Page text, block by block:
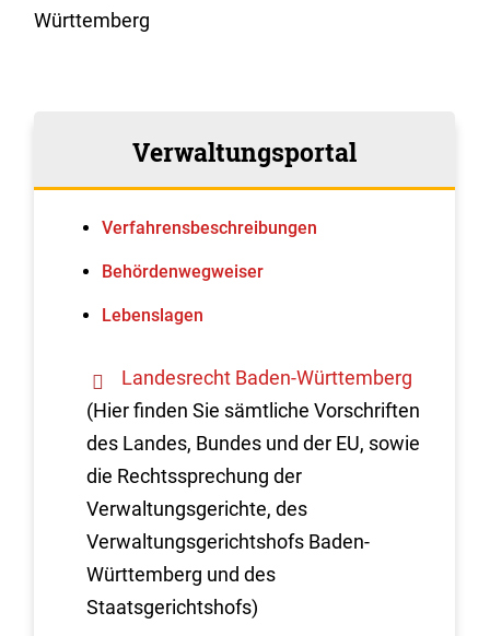
Württemberg
Verwaltungsportal
Verfahrens­beschreibungen
Behördenwegweiser
Lebenslagen
Landesrecht Baden-Württemberg
(Hier finden Sie sämtliche Vorschriften
des Landes, Bundes und der EU, sowie
die Rechtssprechung der
Verwaltungsgerichte, des
Verwaltungsgerichtshofs Baden-
Württemberg und des
Staatsgerichtshofs)